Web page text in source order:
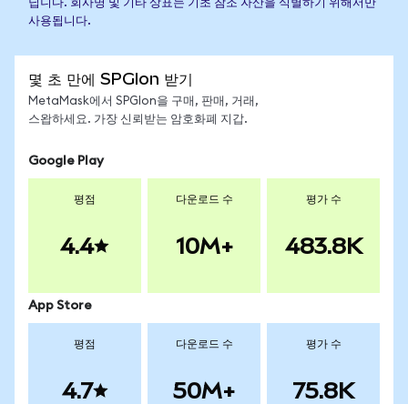
닙니다. 회사명 및 기타 상표는 기초 참조 자산을 식별하기 위해서만
사용됩니다.
몇 초 만에 SPGIon 받기
MetaMask에서 SPGIon을 구매, 판매, 거래,
스왑하세요. 가장 신뢰받는 암호화폐 지갑.
Google Play
평점
4.4
다운로드 수
10M+
평가 수
483.8K
App Store
평점
4.7
다운로드 수
50M+
평가 수
75.8K